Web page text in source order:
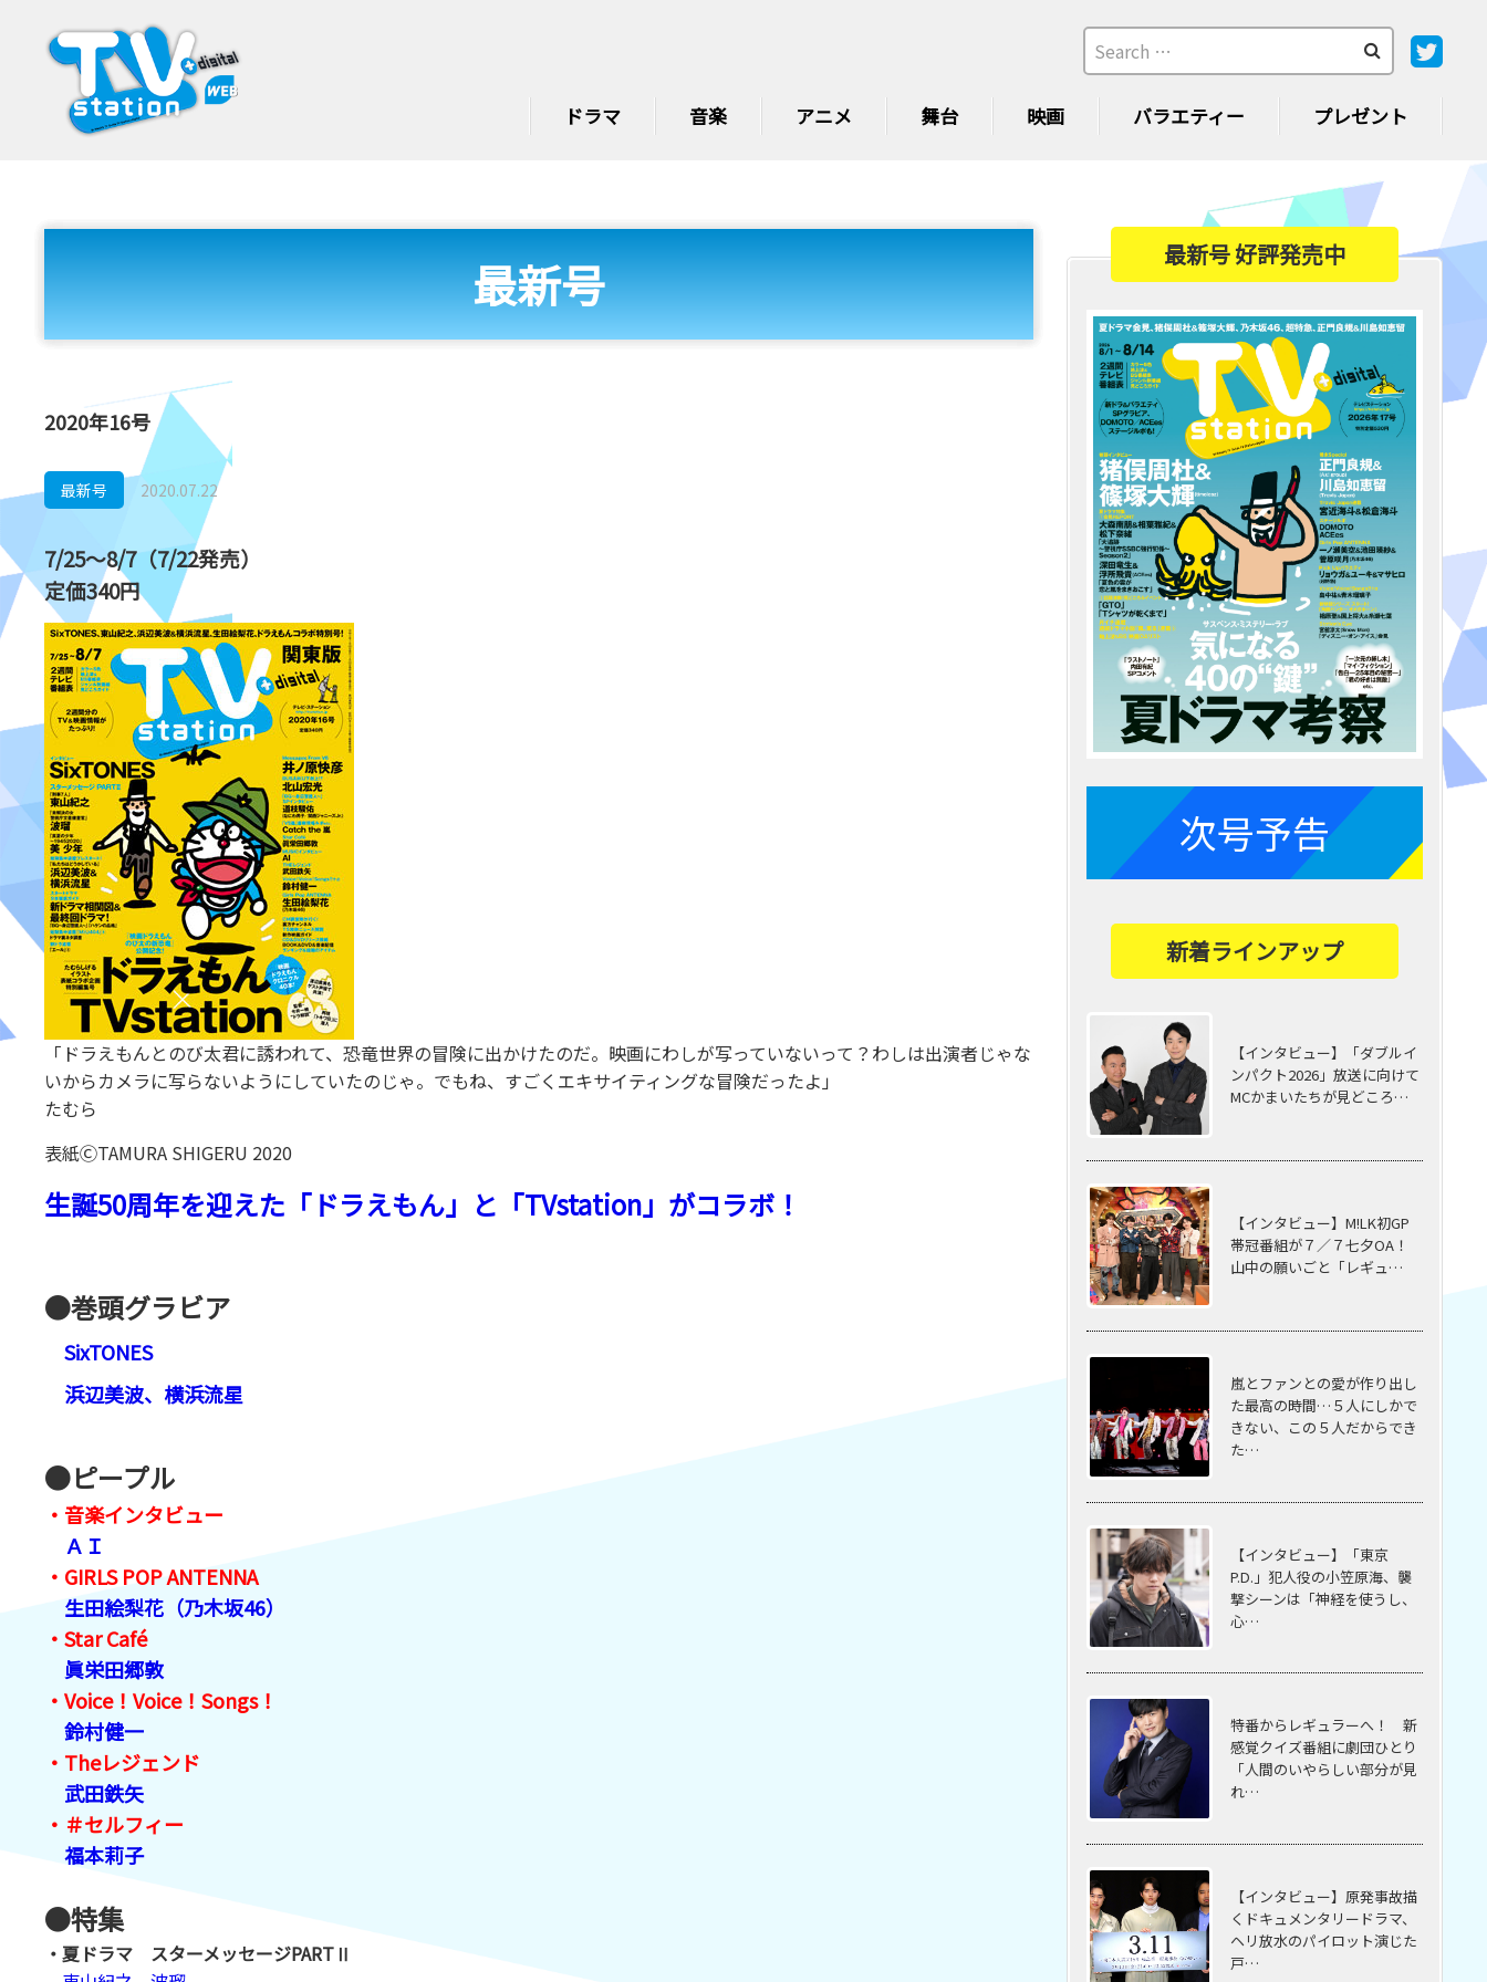
ドラマ 音楽 アニメ 舞台 映画 バラエティー プレゼント
最新号
2020年16号
最新号 2020.07.22
7/25～8/7（7/22発売）
定価340円
「ドラえもんとのび太君に誘われて、恐竜世界の冒険に出かけたのだ。映画にわしが写っていないって？わしは出演者じゃな
いからカメラに写らないようにしていたのじゃ。でもね、すごくエキサイティングな冒険だったよ」
たむら
表紙ⒸTAMURA SHIGERU 2020
生誕50周年を迎えた「ドラえもん」と「TVstation」がコラボ！
●巻頭グラビア
SixTONES
浜辺美波、横浜流星
●ピープル
・音楽インタビュー
ＡＩ
・GIRLS POP ANTENNA
生田絵梨花（乃木坂46）
・Star Café
眞栄田郷敦
・Voice！Voice！Songs！
鈴村健一
・Theレジェンド
武田鉄矢
・＃セルフィー
福本莉子
●特集
・夏ドラマ スターメッセージPARTⅡ
最新号 好評発売中
次号予告
新着ラインアップ
【インタビュー】「ダブルイ
ンパクト2026」放送に向けて
MCかまいたちが見どころ…
【インタビュー】M!LK初GP
帯冠番組が７／７七夕OA！
山中の願いごと「レギュ…
嵐とファンとの愛が作り出し
た最高の時間…５⼈にしかで
きない、この５⼈だからでき
た…
【インタビュー】「東京
P.D.」犯人役の小笠原海、襲
撃シーンは「神経を使うし、
心…
特番からレギュラーへ！ 新
感覚クイズ番組に劇団ひとり
「人間のいやらしい部分が見
れ…
【インタビュー】原発事故描
くドキュメンタリードラマ、
ヘリ放水のパイロット演じた
戸…